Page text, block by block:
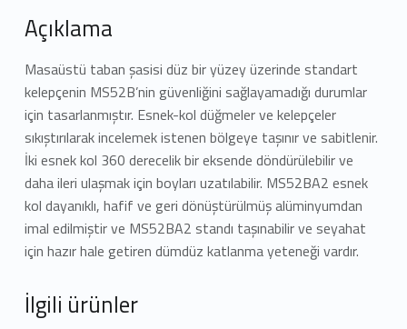
Açıklama
Masaüstü taban şasisi düz bir yüzey üzerinde standart
kelepçenin MS52B’nin güvenliğini sağlayamadığı durumlar
için tasarlanmıştır. Esnek-kol düğmeler ve kelepçeler
sıkıştırılarak incelemek istenen bölgeye taşınır ve sabitlenir.
İki esnek kol 360 derecelik bir eksende döndürülebilir ve
daha ileri ulaşmak için boyları uzatılabilir. MS52BA2 esnek
kol dayanıklı, hafif ve geri dönüştürülmüş alüminyumdan
imal edilmiştir ve MS52BA2 standı taşınabilir ve seyahat
için hazır hale getiren dümdüz katlanma yeteneği vardır.
İlgili ürünler